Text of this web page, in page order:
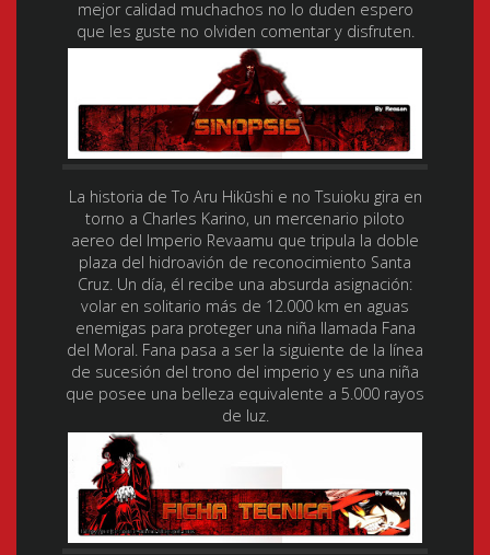
mejor calidad muchachos no lo duden espero
que les guste no olviden comentar y disfruten.
La historia de To Aru Hikūshi e no Tsuioku gira en
torno a Charles Karino, un mercenario piloto
aereo del Imperio Revaamu que tripula la doble
plaza del hidroavión de reconocimiento Santa
Cruz. Un día, él recibe una absurda asignación:
volar en solitario más de 12.000 km en aguas
enemigas para proteger una niña llamada Fana
del Moral. Fana pasa a ser la siguiente de la línea
de sucesión del trono del imperio y es una niña
que posee una belleza equivalente a 5.000 rayos
de luz.